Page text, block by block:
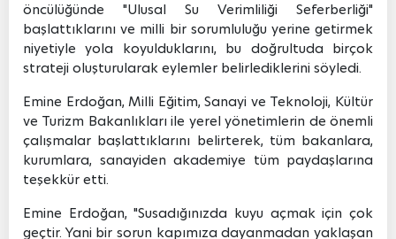
öncülüğünde "Ulusal Su Verimliliği Seferberliği"
başlattıklarını ve milli bir sorumluluğu yerine getirmek
niyetiyle yola koyulduklarını, bu doğrultuda birçok
strateji oluşturularak eylemler belirlediklerini söyledi.
Emine Erdoğan, Milli Eğitim, Sanayi ve Teknoloji, Kültür
ve Turizm Bakanlıkları ile yerel yönetimlerin de önemli
çalışmalar başlattıklarını belirterek, tüm bakanlara,
kurumlara, sanayiden akademiye tüm paydaşlarına
teşekkür etti.
Emine Erdoğan, "Susadığınızda kuyu açmak için çok
geçtir. Yani bir sorun kapımıza dayanmadan yaklaşan